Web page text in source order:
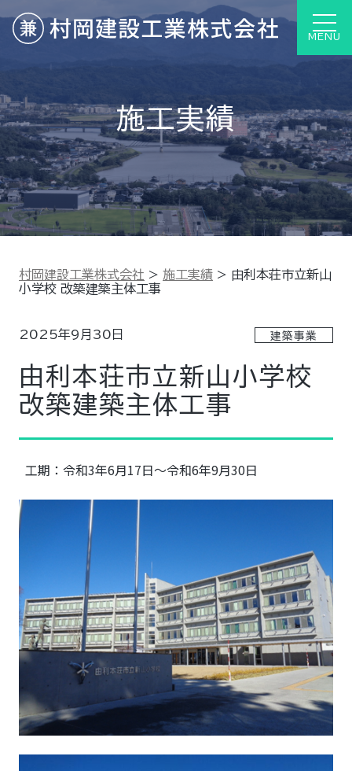
MENU
施工実績
村岡建設工業株式会社 > 施工実績 > 由利本荘市立新山
小学校 改築建築主体工事
2025年9月30日 建築事業
由利本荘市立新山小学校
改築建築主体工事
工期：令和3年6月17日～令和6年9月30日